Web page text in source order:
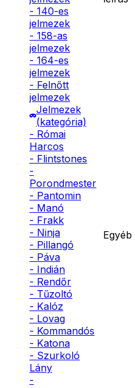
- 140-es
jelmezek
- 158-as
jelmezek
- 164-es
jelmezek
- Felnőtt
jelmezek
Jelmezek
(kategória)
- Római
Harcos
- Flintstones
-
Porondmester
- Pantomin
- Manó
- Frakk
- Ninja
- Pillangó
- Páva
- Indián
- Rendőr
- Tűzoltó
- Kalóz
- Lovag
- Kommandós
- Katona
- Szurkoló
Lány
-
Egyéb